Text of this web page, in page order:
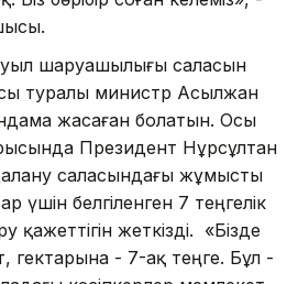
шаруашылығы саласын
туралы министр Асылжан
жасаған болатын. Осы
Президент Нұрсұлтан
саласындағы жұмысты
үшін белгіленген 7 теңгелік
жеткізді. «Бізде
гектарына - 7-ақ теңге. Бұл -